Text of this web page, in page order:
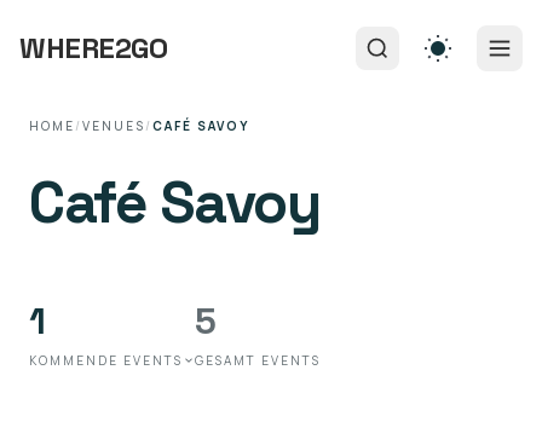
WHERE2GO
HOME / VENUES / CAFÉ SAVOY
Café Savoy
1
KOMMENDE EVENTS
5
GESAMT EVENTS